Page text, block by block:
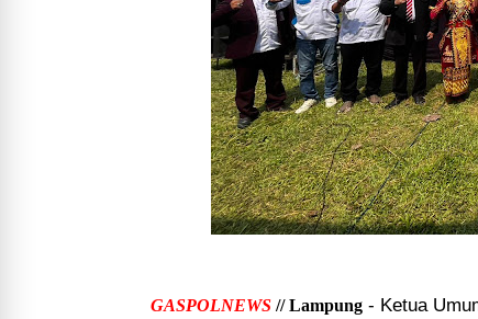
GASPOLNEWS // Lampung - Ketua